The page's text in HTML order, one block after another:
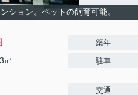
ション。ペットの飼育可能。
㎡
築年
駐車
交通